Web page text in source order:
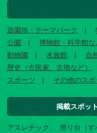
遊園地・テーマパーク
公園
博物館・科学館な
動物園
水族館 自
歴史（古民家、古墳など）
スポーツ
その他のスポ
掲載スポッ
アスレチック 滑り台（す